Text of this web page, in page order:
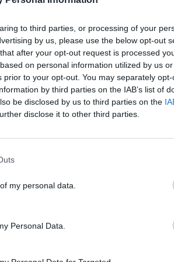
to third parties, or processing of your
by us, please use the below opt-out
after your opt-out request is processed
on personal information utilized by us
to your opt-out. You may separately
by third parties on the IAB’s list of
be disclosed by us to third parties on the
disclose it to other third parties.
my personal data.
Personal Data.
43.34.00
47.73.10
01.61.00